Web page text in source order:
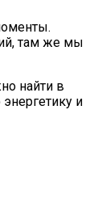
там же мы
найти в
и